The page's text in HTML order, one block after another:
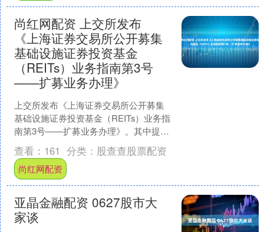
尚红网配资 上交所发布
《上海证券交易所公开募集
基础设施证券投资基金
（REITs）业务指南第3号
——扩募业务办理》
上交所发布《上海证券交易所公开募集
基础设施证券投资基金（REITs）业务指
南第3号——扩募业务办理》。其中提
出，基金管理人完成拟购入基础设施项
目的尽调工作，与交....
查看： 161 分类： 股查查股票配资
尚红网配资
亚晶金融配资 0627股市大
家谈